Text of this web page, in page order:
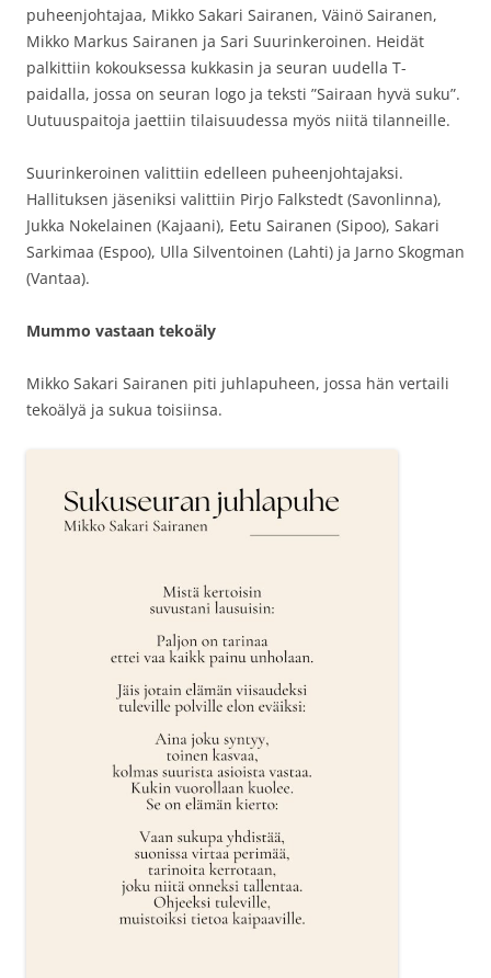
puheenjohtajaa, Mikko Sakari Sairanen, Väinö Sairanen,
Mikko Markus Sairanen ja Sari Suurinkeroinen. Heidät
palkittiin kokouksessa kukkasin ja seuran uudella T-
paidalla, jossa on seuran logo ja teksti ”Sairaan hyvä suku”.
Uutuuspaitoja jaettiin tilaisuudessa myös niitä tilanneille.
Suurinkeroinen valittiin edelleen puheenjohtajaksi.
Hallituksen jäseniksi valittiin Pirjo Falkstedt (Savonlinna),
Jukka Nokelainen (Kajaani), Eetu Sairanen (Sipoo), Sakari
Sarkimaa (Espoo), Ulla Silventoinen (Lahti) ja Jarno Skogman
(Vantaa).
Mummo vastaan tekoäly
Mikko Sakari Sairanen piti juhlapuheen, jossa hän vertaili
tekoälyä ja sukua toisiinsa.